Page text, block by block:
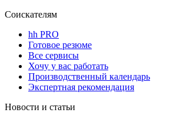
Соискателям
hh PRO
Готовое резюме
Все сервисы
Хочу у вас работать
Производственный календарь
Экспертная рекомендация
Новости и статьи